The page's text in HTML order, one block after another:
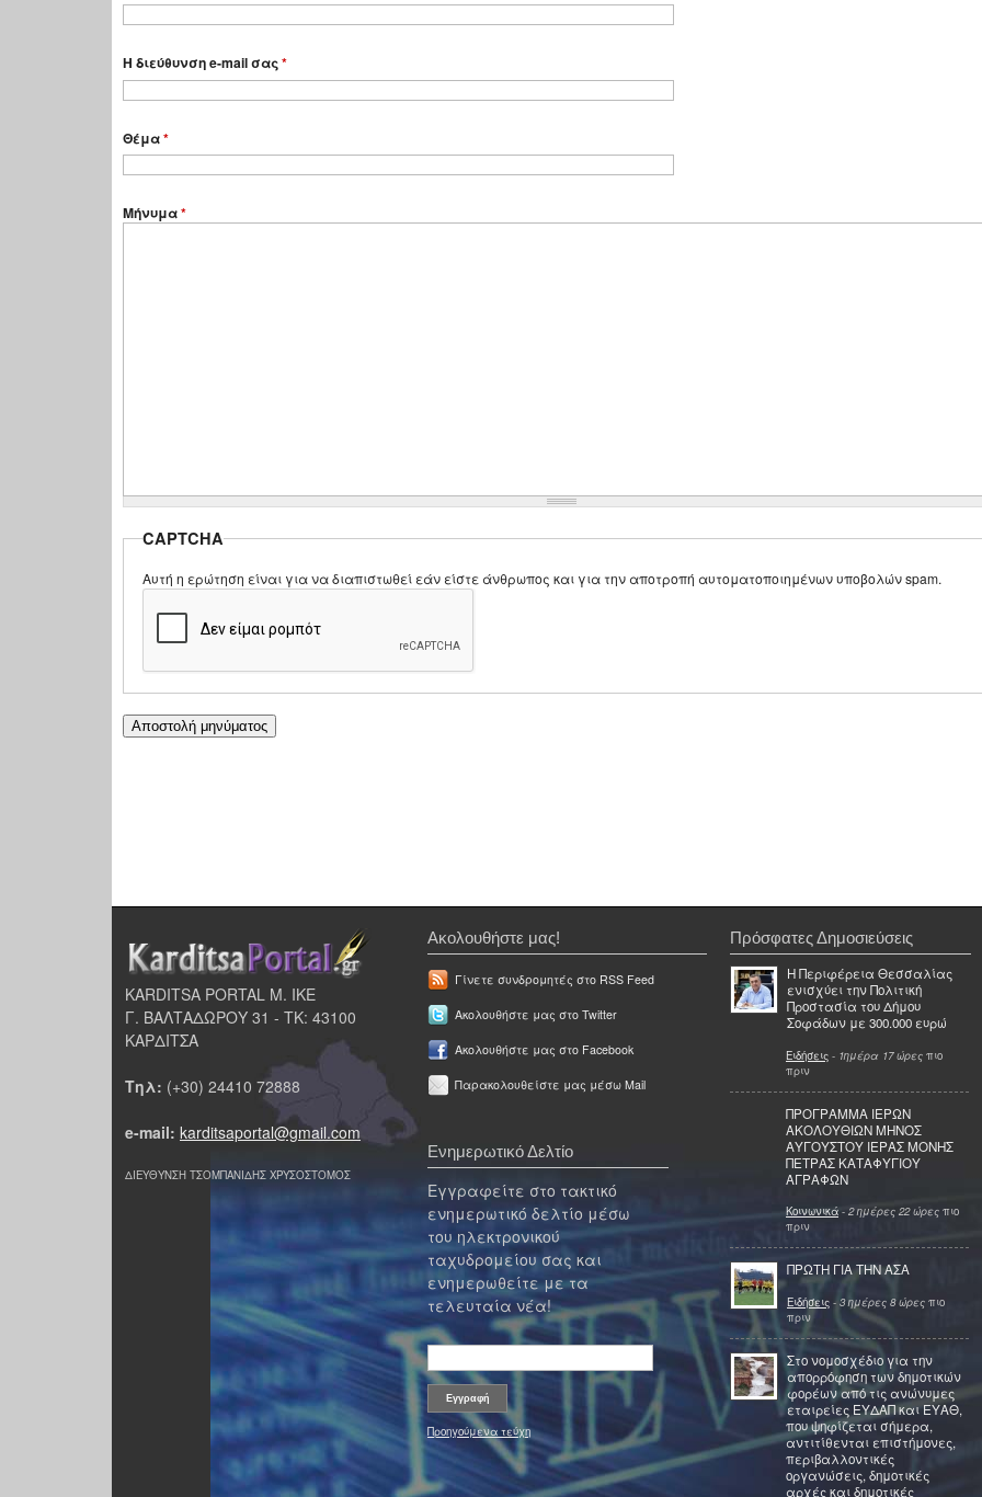
Η διεύθυνση e-mail σας*
Θέμα*
Μήνυμα*
CAPTCHA
Αυτή η ερώτηση είναι για να διαπιστωθεί εάν είστε άνθρωπος και για την αποτροπή αυτοματοποιημένων υποβολών spam.
KARDITSA PORTAL Μ. ΙΚΕ
Γ. ΒΑΛΤΑΔΩΡΟΥ 31 - ΤΚ: 43100
ΚΑΡΔΙΤΣΑ
Τηλ: (+30) 24410 72888
e-mail: karditsaportal@gmail.com
ΔΙΕΥΘΥΝΣΗ ΤΣΟΜΠΑΝΙΔΗΣ ΧΡΥΣΟΣΤΟΜΟΣ
Ακολουθήστε μας!
Γίνετε συνδρομητές στο RSS Feed
Ακολουθήστε μας στο Twitter
Ακολουθήστε μας στο Facebook
Παρακολουθείστε μας μέσω Mail
Ενημερωτικό Δελτίο
Εγγραφείτε στο τακτικό
ενημερωτικό δελτίο μέσω
του ηλεκτρονικού
ταχυδρομείου σας και
ενημερωθείτε με τα
τελευταία νέα!
Προηγούμενα τεύχη
Πρόσφατες Δημοσιεύσεις
Η Περιφέρεια Θεσσαλίας
ενισχύει την Πολιτική
Προστασία του Δήμου
Σοφάδων με 300.000 ευρώ
Ειδήσεις - 1ημέρα 17 ώρες πιο
πριν
ΠΡΟΓΡΑΜΜΑ ΙΕΡΩΝ
ΑΚΟΛΟΥΘΙΩΝ ΜΗΝΟΣ
ΑΥΓΟΥΣΤΟΥ ΙΕΡΑΣ ΜΟΝΗΣ
ΠΕΤΡΑΣ ΚΑΤΑΦΥΓΙΟΥ
ΑΓΡΑΦΩΝ
Κοινωνικά - 2 ημέρες 22 ώρες πιο
πριν
ΠΡΩΤΗ ΓΙΑ ΤΗΝ ΑΣΑ
Ειδήσεις - 3 ημέρες 8 ώρες πιο
πριν
Στο νομοσχέδιο για την
απορρόφηση των δημοτικών
φορέων από τις ανώνυμες
εταιρείες ΕΥΔΑΠ και ΕΥΑΘ,
που ψηφίζεται σήμερα,
αντιτίθενται επιστήμονες,
περιβαλλοντικές
οργανώσεις, δημοτικές
αρχές και δημοτικές